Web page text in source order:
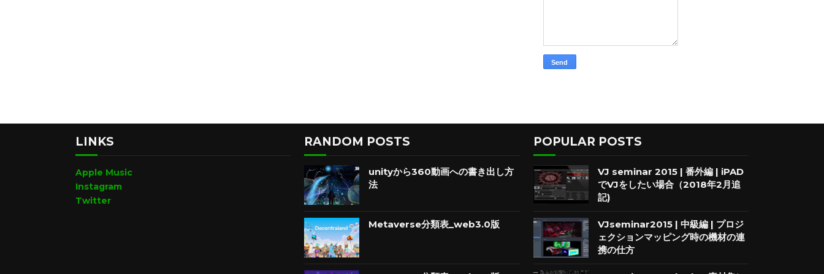
LINKS
Apple Music
Instagram
Twitter
RANDOM POSTS
unityから360動画への書き出し方
法
Metaverse分類表_web3.0版
POPULAR POSTS
VJ seminar 2015 | 番外編 | iPAD
でVJをしたい場合（2018年2月追
記)
VJseminar2015 | 中級編 | プロジ
ェクションマッピング時の機材の連
携の仕方